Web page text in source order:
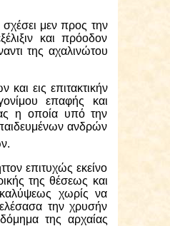
μεν προς την
και πρόοδον
της αχαλινώτου
και εις επιτακτικήν
επαφής και
η οποία υπό την
ανδρών
επιτυχώς εκείνο
της θέσεως και
χωρίς να
την χρυσήν
της αρχαίας